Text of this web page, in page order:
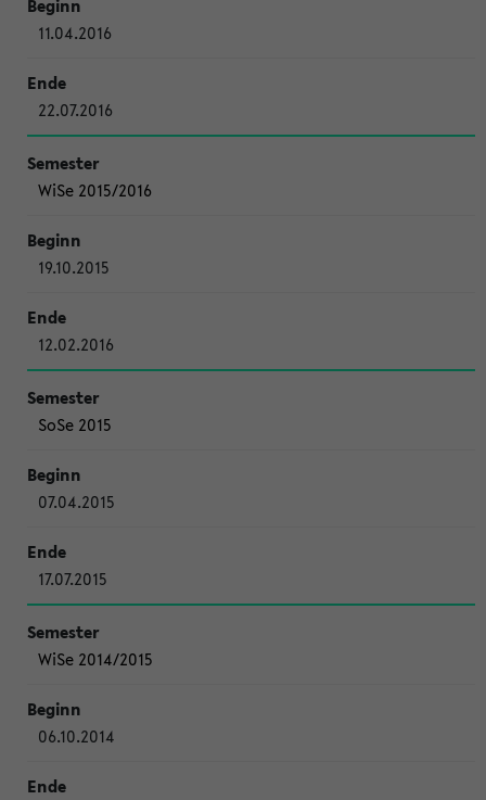
11.04.2016
22.07.2016
WiSe 2015/2016
19.10.2015
12.02.2016
SoSe 2015
07.04.2015
17.07.2015
WiSe 2014/2015
06.10.2014